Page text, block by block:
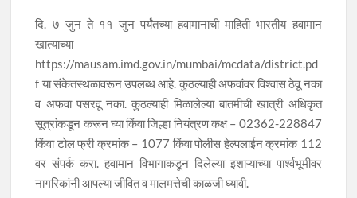
दि. ७ जुन ते ११ जुन पर्यंतच्या हवामानाची माहिती भारतीय हवामान
खात्याच्या
https://mausam.imd.gov.in/mumbai/mcdata/district.pd
f या संकेतस्थळावरून उपलब्ध आहे. कुठल्याही अफवांवर विश्वास ठेवू नका
व अफवा पसरवू नका. कुठल्याही मिळालेल्या बातमीची खात्री अधिकृत
सूत्रांकडून करून घ्या किंवा जिल्हा नियंत्रण कक्ष – 02362-228847
किंवा टोल फ्री क्रमांक – 1077 किंवा पोलीस हेल्पलाईन क्रमांक 112
वर संपर्क करा. हवामान विभागाकडून दिलेल्या इशाऱ्याच्या पार्श्वभूमीवर
नागरिकांनी आपल्या जीवित व मालमत्तेची काळजी घ्यावी.